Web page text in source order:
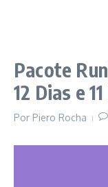
Pacote
12 Dias e
Por Piero Rocha